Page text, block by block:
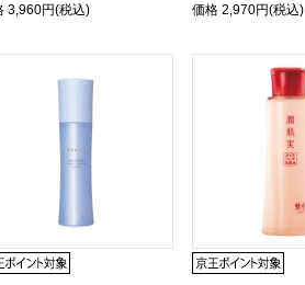
3,960円(税込)
価格 2,970円(税込)